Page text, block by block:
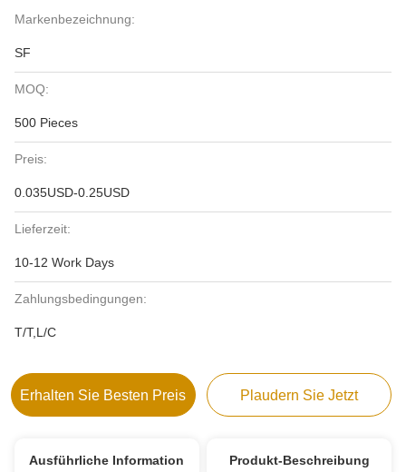
Markenbezeichnung:
SF
MOQ:
500 Pieces
Preis:
0.035USD-0.25USD
Lieferzeit:
10-12 Work Days
Zahlungsbedingungen:
T/T,L/C
Erhalten Sie Besten Preis Plaudern Sie Jetzt
Ausführliche Information Produkt-Beschreibung